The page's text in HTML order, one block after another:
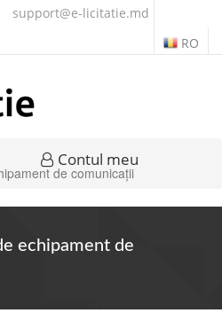
support@e-licitatie.md
RO
Contul meu
de comunicaţii
echipament de